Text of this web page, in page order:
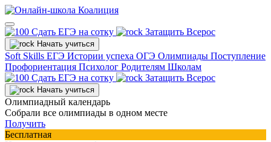
Сдать ЕГЭ на сотку Затащить Всерос
Начать учиться
Soft Skills ЕГЭ Истории успеха ОГЭ Олимпиады Поступление
Профориентация Психолог Родителям Школам
Сдать ЕГЭ на сотку
Затащить Всерос
Начать учиться
Олимпиадный календарь
Собрали все олимпиады в одном месте
Получить
Бесплатная